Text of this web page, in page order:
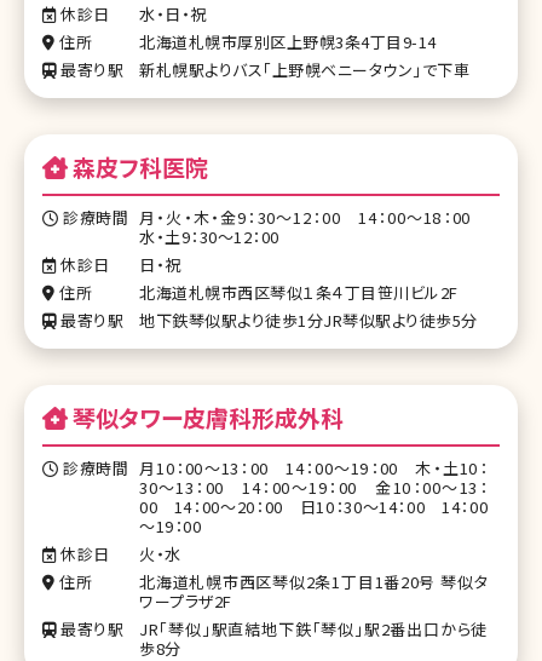
休診日
水・日・祝
住所
北海道札幌市厚別区上野幌3条4丁目9-14
最寄り駅
新札幌駅よりバス「上野幌ベニータウン」で下車
森皮フ科医院
診療時間 月・火・木・金9：30～12：00 14：00～18：00
水・土9：30～12：00
休診日
日・祝
住所
北海道札幌市西区琴似１条４丁目笹川ビル2F
最寄り駅
地下鉄琴似駅より徒歩1分JR琴似駅より徒歩5分
琴似タワー皮膚科形成外科
診療時間 月10：00～13：00 14：00～19：00 木・土10：
30～13：00 14：00～19：00 金10：00～13：
00 14：00～20：00 日10：30～14：00 14：00
～19：00
休診日
火・水
住所
北海道札幌市西区琴似2条1丁目1番20号 琴似タ
ワープラザ2F
最寄り駅
JR「琴似」駅直結地下鉄「琴似」駅2番出口から徒
歩8分